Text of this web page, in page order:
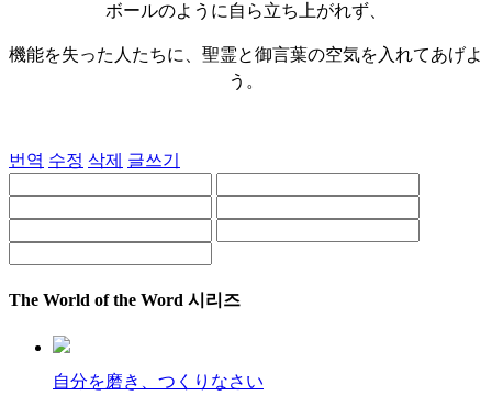
ボールのように自ら立ち上がれず、
機能を失った人たちに、聖霊と御言葉の空気を入れてあげよ
う。
번역 수정 삭제 글쓰기
The World of the Word 시리즈
自分を磨き、つくりなさい